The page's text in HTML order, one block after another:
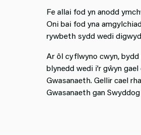
Fe allai fod yn anodd
Oni bai fod yna
rywbeth sydd wedi
Ar ôl cyflwyno cwyn,
blynedd wedi i'r gŵyn
Gwasanaeth. Gellir cael
Gwasanaeth gan